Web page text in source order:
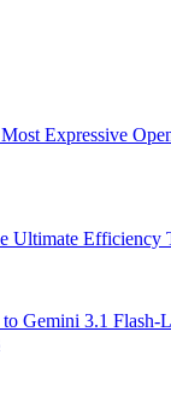
Expressive
Ultimate Efficiency
Gemini 3.1 Flash-